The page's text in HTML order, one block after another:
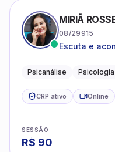
MIRIÃ
08/29915
Escuta e
Psicanálise Psicologia
CRP ativo Online
SESSÃO
R$ 90